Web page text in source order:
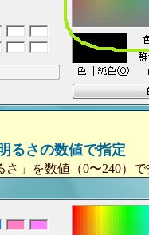
るさの数値で指定
さ」を数値（0〜240）で